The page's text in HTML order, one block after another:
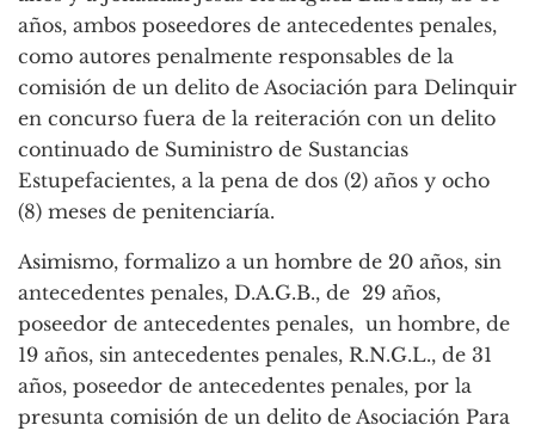
años, ambos poseedores de antecedentes penales,
como autores penalmente responsables de la
comisión de un delito de Asociación para Delinquir
en concurso fuera de la reiteración con un delito
continuado de Suministro de Sustancias
Estupefacientes, a la pena de dos (2) años y ocho
(8) meses de penitenciaría.
Asimismo, formalizo a un hombre de 20 años, sin
antecedentes penales, D.A.G.B., de 29 años,
poseedor de antecedentes penales, un hombre, de
19 años, sin antecedentes penales, R.N.G.L., de 31
años, poseedor de antecedentes penales, por la
presunta comisión de un delito de Asociación Para